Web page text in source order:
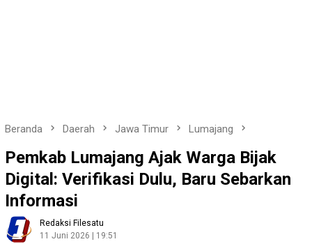
Beranda Daerah Jawa Timur Lumajang
Pemkab Lumajang Ajak Warga Bijak
Digital: Verifikasi Dulu, Baru Sebarkan
Informasi
Redaksi Filesatu
11 Juni 2026 | 19:51